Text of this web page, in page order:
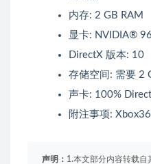
内存: 2 GB RAM
显卡: NVIDIA®
DirectX 版本: 10
存储空间: 需要 2
声卡: 100%
附注事项:
声明： 1.本文部分内容转载